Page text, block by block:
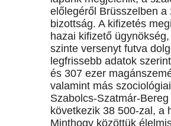
előlegéről Brüsszelben
bizottság. A kifizetés
hazai kifizető
szinte versenyt futva
legfrissebb adatok
és 307 ezer
valamint más
Szabolcs-Szatmár-
következik 38 500-zal, a
Minthogy közöttük